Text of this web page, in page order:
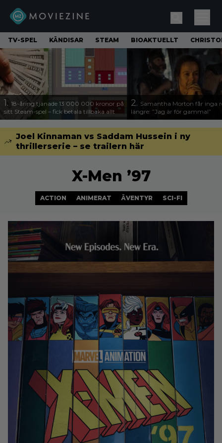
TV-SPEL KÄNDISAR STEAM BIOAKTUELLT
1. 18-åring tjänade 13 000 000 kronor på
sitt Steam-spel – fick betala tillbaka allt
2. Samantha Morton får inga
längre: ”Jag är för gammal”
Joel Kinnaman vs Saddam Hussein i ny
thrillerserie – se trailern här
X-Men ’97
ACTION ANIMERAT ÄVENTYR SCI-FI